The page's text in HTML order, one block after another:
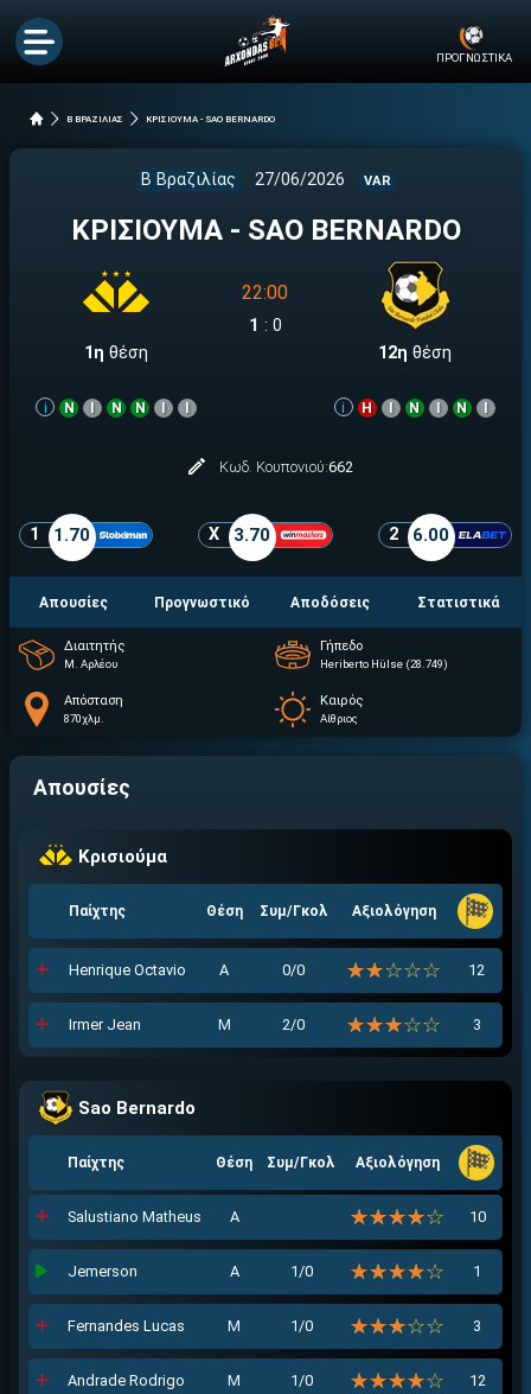
ΠΡΟΓΝΩΣΤΙΚΑ
Β ΒΡΑΖΙΛΙΑΣ ΚΡΙΣΙΟΥΜΑ - SAO BERNARDO
Β Βραζιλίας 27/06/2026 VAR
ΚΡΙΣΙΟΥΜΑ - SAO BERNARDO
1η θέση
i Ν Ι Ν Ν Ι Ι
22:00
1 : 0
12η θέση
i Η Ι Ν Ι Ν Ι
Κωδ. Κουπονιού:662
1 1.70 X 3.70 2 6.00
Απουσίες Προγνωστικό Αποδόσεις Στατιστικά
Διαιτητής
Μ. Αρλέου
Γήπεδο
Heriberto Hülse (28.749)
Απόσταση
870χλμ.
Καιρός
Αίθριος
Απουσίες
Κρισιούμα
Παίχτης Θέση Συμ/Γκολ Αξιολόγηση
Henrique Octavio Α 0/0 ☆☆☆☆☆
★★★★★ 12
Irmer Jean Μ 2/0 ☆☆☆☆☆
★★★★★ 3
Sao Bernardo
Παίχτης Θέση Συμ/Γκολ Αξιολόγηση
Salustiano Matheus Α ☆☆☆☆☆
★★★★★ 10
Jemerson Α 1/0 ☆☆☆☆☆
★★★★★ 1
Fernandes Lucas Μ 1/0 ☆☆☆☆☆
★★★★★ 3
Andrade Rodrigo Μ 1/0 ☆☆☆☆☆
★★★★★ 12